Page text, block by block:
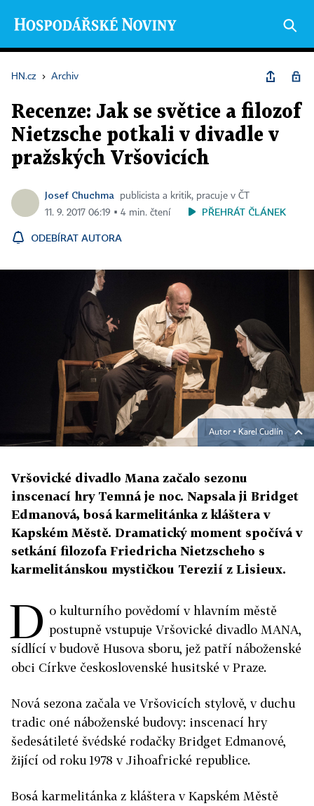
HN.cz › Archiv
Recenze: Jak se světice a filozof
Nietzsche potkali v divadle v
pražských Vršovicích
Josef Chuchma
publicista a kritik, pracuje v ČT
11. 9. 2017 06:19 ▪ 4 min. čtení
PŘEHRÁT ČLÁNEK
ODEBÍRAT AUTORA
Autor ▪ Karel Cudlín
Vršovické divadlo Mana začalo sezonu
inscenací hry Temná je noc. Napsala ji Bridget
Edmanová, bosá karmelitánka z kláštera v
Kapském Městě. Dramatický moment spočívá v
setkání filozofa Friedricha Nietzscheho s
karmelitánskou mystičkou Terezií z Lisieux.
D o kulturního povědomí v hlavním městě
postupně vstupuje Vršovické divadlo MANA,
sídlící v budově Husova sboru, jež patří náboženské
obci Církve československé husitské v Praze.
Nová sezona začala ve Vršovicích stylově, v duchu
tradic oné náboženské budovy: inscenací hry
šedesátileté švédské rodačky Bridget Edmanové,
žijící od roku 1978 v Jihoafrické republice.
Bosá karmelitánka z kláštera v Kapském Městě